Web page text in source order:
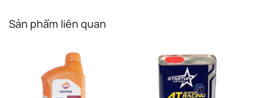
Sản phẩm liên quan